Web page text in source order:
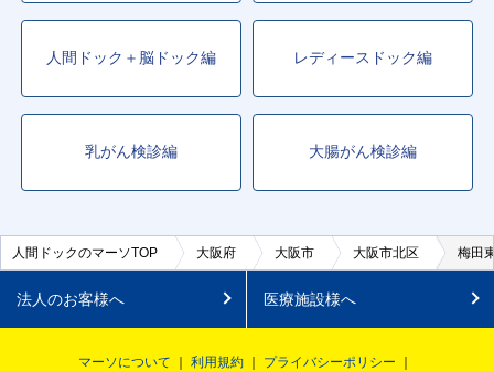
人間ドック＋脳ドック編 レディースドック編
乳がん検診編 大腸がん検診編
人間ドックのマーソTOP 大阪府 大阪市 大阪市北区 梅田
法人のお客様へ 医療施設様へ
マーソについて 利用規約
プライバシーポリシー